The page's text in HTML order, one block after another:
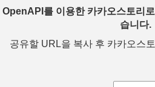
OpenAPI를 이용한 카카오스토리
습니다.
공유할 URL을 복사 후 카카오스